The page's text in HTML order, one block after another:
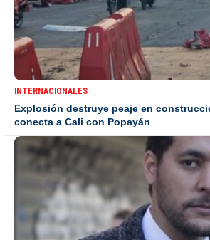
INTERNACIONALES
Explosión destruye peaje en
conecta a Cali con Popayán